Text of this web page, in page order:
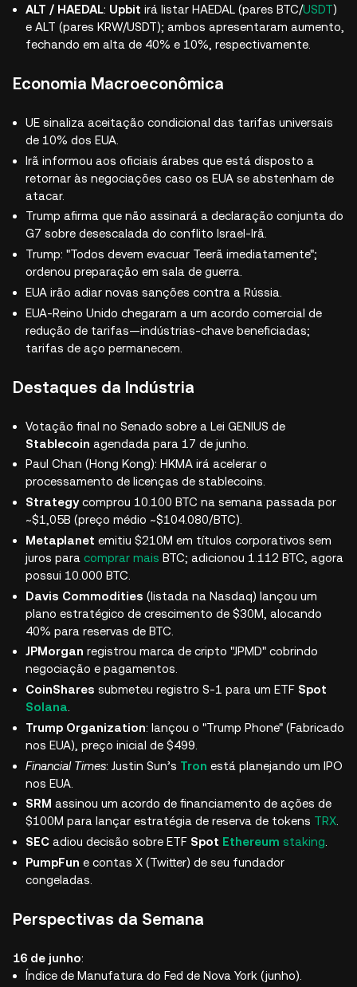
ALT / HAEDAL: Upbit irá listar HAEDAL (pares BTC/USDT)
e ALT (pares KRW/USDT); ambos apresentaram aumento,
fechando em alta de 40% e 10%, respectivamente.
Economia Macroeconômica
UE sinaliza aceitação condicional das tarifas universais
de 10% dos EUA.
Irã informou aos oficiais árabes que está disposto a
retornar às negociações caso os EUA se abstenham de
atacar.
Trump afirma que não assinará a declaração conjunta do
G7 sobre desescalada do conflito Israel-Irã.
Trump: "Todos devem evacuar Teerã imediatamente";
ordenou preparação em sala de guerra.
EUA irão adiar novas sanções contra a Rússia.
EUA-Reino Unido chegaram a um acordo comercial de
redução de tarifas—indústrias-chave beneficiadas;
tarifas de aço permanecem.
Destaques da Indústria
Votação final no Senado sobre a Lei GENIUS de
Stablecoin agendada para 17 de junho.
Paul Chan (Hong Kong): HKMA irá acelerar o
processamento de licenças de stablecoins.
Strategycomprou 10.100 BTC na semana passada por
~$1,05B (preço médio ~$104.080/BTC).
Metaplanet emitiu $210M em títulos corporativos sem
juros para comprar mais BTC; adicionou 1.112 BTC, agora
possui 10.000 BTC.
Davis Commodities (listada na Nasdaq) lançou um
plano estratégico de crescimento de $30M, alocando
40% para reservas de BTC.
JPMorgan registrou marca de cripto "JPMD" cobrindo
negociação e pagamentos.
CoinShares submeteu registro S-1 para um ETF Spot
Solana
Trump Organization: lançou o "Trump Phone" (Fabricado
nos EUA), preço inicial de $499.
Financial Times: Justin Sun’s Tron está planejando um IPO
nos EUA.
SRM assinou um acordo de financiamento de ações de
$100M para lançar estratégia de reserva de tokens TRX
SEC adiou decisão sobre ETF Spot Ethereum staking
PumpFun e contas X (Twitter) de seu fundador
congeladas.
Perspectivas da Semana
16 de junho:
Índice de Manufatura do Fed de Nova York (junho).